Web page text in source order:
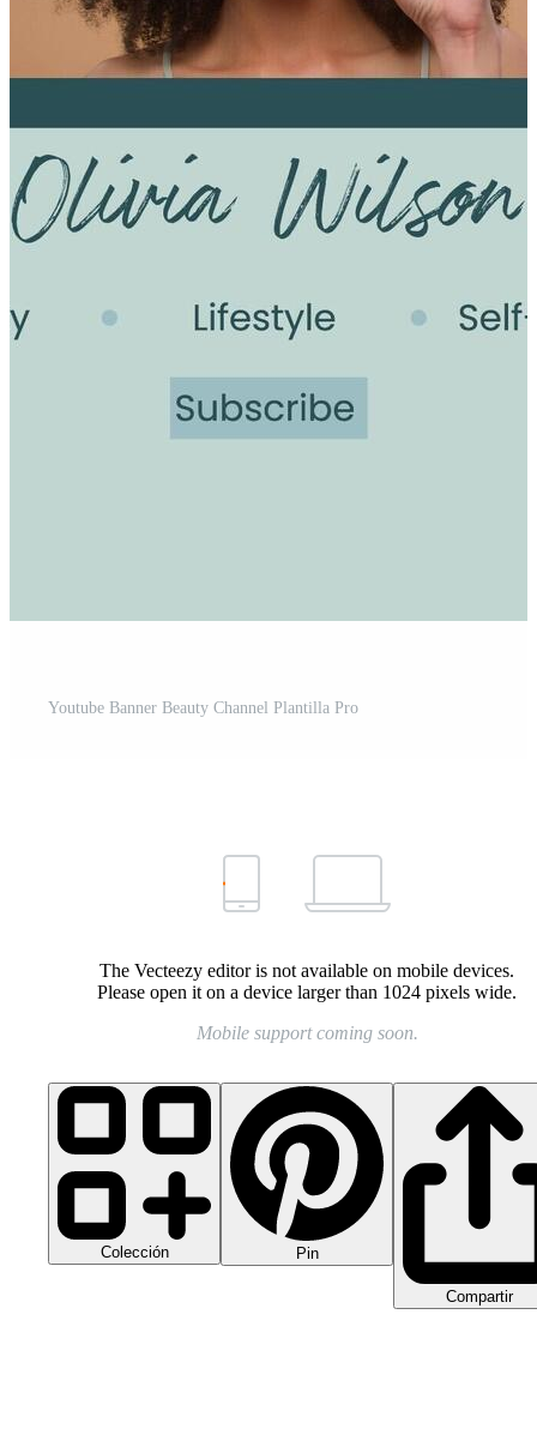
Youtube Banner Beauty Channel Plantilla Pro
The Vecteezy editor is not available on mobile devices.
Please open it on a device larger than 1024 pixels wide.
Mobile support coming soon.
Colección Pin
Compartir